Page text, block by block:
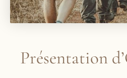
Présentation